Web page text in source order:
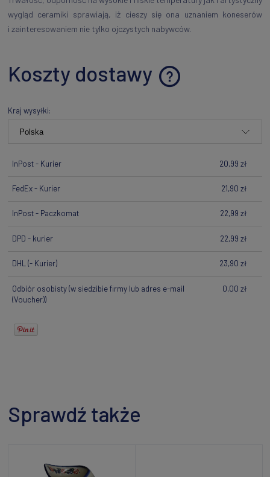
wygląd ceramiki sprawiają, iż cieszy się ona uznaniem koneserów
i zainteresowaniem nie tylko ojczystych nabywców.
Koszty dostawy
Cena nie zawiera ewentualnych kosztów płatności
Kraj wysyłki:
InPost - Kurier 20,99 zł
FedEx - Kurier 21,90 zł
InPost - Paczkomat 22,99 zł
DPD - kurier 22,99 zł
DHL (- Kurier) 23,90 zł
Odbiór osobisty(w siedzibie firmy lub adres e-mail
(Voucher))
0,00 zł
Sprawdź także